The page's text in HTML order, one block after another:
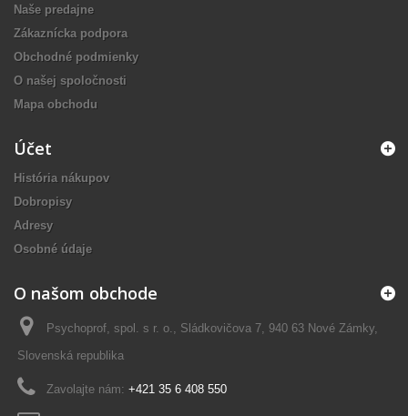
Naše predajne
Zákaznícka podpora
Obchodné podmienky
O našej spoločnosti
Mapa obchodu
Účet
História nákupov
Dobropisy
Adresy
Osobné údaje
O našom obchode
Psychoprof, spol. s r. o., Sládkovičova 7, 940 63 Nové Zámky,
Slovenská republika
Zavolajte nám: +421 35 6 408 550